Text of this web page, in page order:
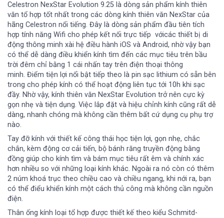
Celestron NexStar Evolution 9.25 là dòng sản phẩm kính thiên
văn tổ hợp tốt nhất trong các dòng kính thiên văn NexStar của
hãng Celestron nổi tiếng. Đây là dòng sản phẩm đầu tiên tích
hợp tính năng Wifi cho phép kết nối trực tiếp vớicác thiết bị di
động thông minh xài hệ điều hành iOS và Android, nhờ vậy bạn
có thể dễ dàng điều khiển kính tìm đến các mục tiêu trên bầu
trời đêm chỉ bằng 1 cái nhấn tay trên điện thoại thông
minh. Điểm tiện lợi nổi bật tiếp theo là pin sạc lithium có sẵn bên
trong cho phép kính có thể hoạt động liên tục tới 10h khi sạc
đầy. Nhờ vậy, kính thiên văn NexStar Evolution trở nên cực kỳ
gọn nhẹ và tiện dụng. Việc lắp đặt và hiệu chỉnh kính cũng rất dễ
dàng, nhanh chóng mà không cần thêm bất cứ dụng cụ phụ trợ
nào.
Tay đỡ kính với thiết kế công thái học tiện lợi, gọn nhẹ, chắc
chắn, kèm động cơ cải tiến, bộ bánh răng truyền động bằng
đồng giúp cho kính tìm và bám mục tiêu rất êm và chính xác
hơn nhiều so với những loại kính khác. Ngoài ra nó còn có thêm
2 núm khoá trục theo chiều cao và chiều ngang, khi nới ra, bạn
có thể điểu khiển kính một cách thủ công mà không cần nguồn
điện.
Thân ống kính loại tổ hợp được thiết kế theo kiểu Schmitd-